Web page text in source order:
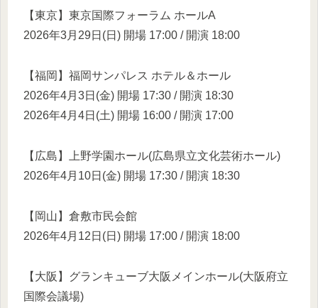
【東京】東京国際フォーラム ホールA
2026年3月29日(日) 開場 17:00 / 開演 18:00
【福岡】福岡サンパレス ホテル＆ホール
2026年4月3日(金) 開場 17:30 / 開演 18:30
2026年4月4日(土) 開場 16:00 / 開演 17:00
【広島】上野学園ホール(広島県立文化芸術ホール)
2026年4月10日(金) 開場 17:30 / 開演 18:30
【岡山】倉敷市民会館
2026年4月12日(日) 開場 17:00 / 開演 18:00
【大阪】グランキューブ大阪メインホール(大阪府立
国際会議場)